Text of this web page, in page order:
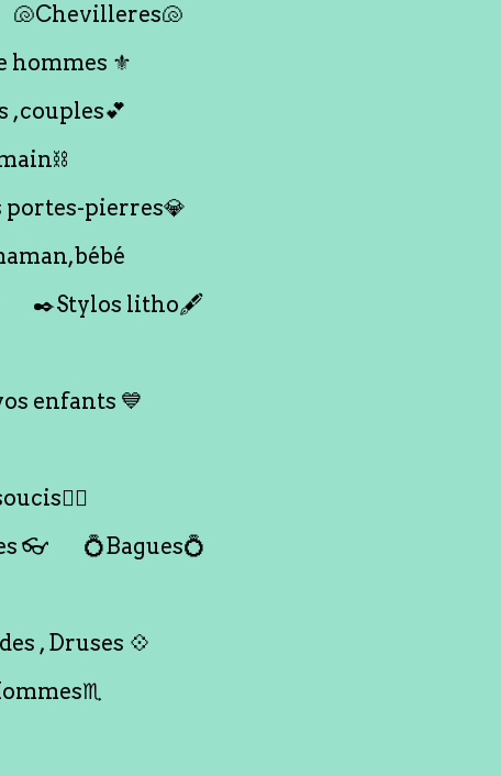
🐚Chevilleres🐚
hommes ⚜️
,couples💕
portes-pierres💎
✒️Stylos litho🖋️
enfants 💙
👓
💍Bagues💍
, Druses 💠